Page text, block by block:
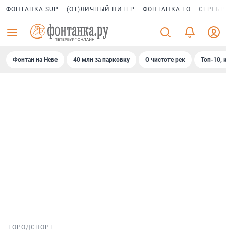
ФОНТАНКА SUP (ОТ)ЛИЧНЫЙ ПИТЕР ФОНТАНКА ГО
Фонтан на Неве 40 млн за парковку О чистоте рек Топ-10,
ГОРОДСПОРТ